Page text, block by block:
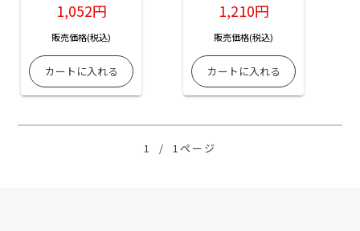
1,052円
販売価格(税込)
1,210円
販売価格(税込)
1 / 1ページ